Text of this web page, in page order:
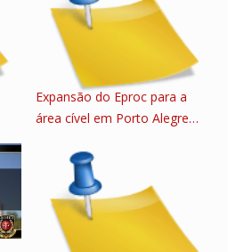
Expansão do Eproc para a
área cível em Porto Alegre…